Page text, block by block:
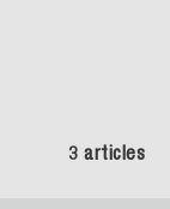
3 articles